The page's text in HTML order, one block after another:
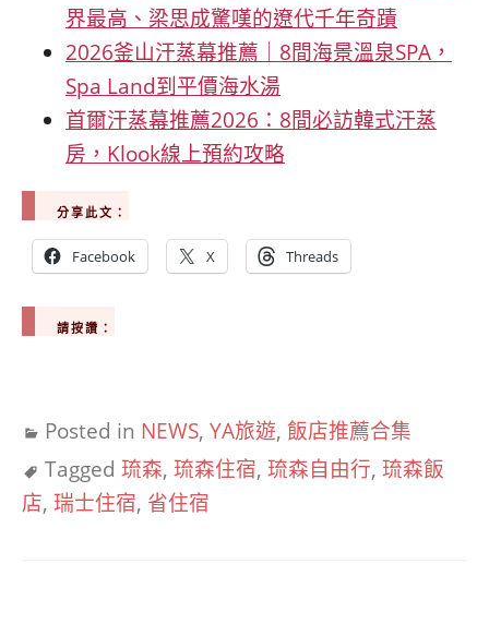
界最高、梁思成驚嘆的遼代千年奇蹟
2026釜山汗蒸幕推薦｜8間海景溫泉SPA，
Spa Land到平價海水湯
首爾汗蒸幕推薦2026：8間必訪韓式汗蒸
房，Klook線上預約攻略
分享此文：
Facebook X Threads
請按讚：
Posted in NEWS, YA旅遊, 飯店推薦合集
Tagged 琉森, 琉森住宿, 琉森自由行, 琉森飯
店, 瑞士住宿, 省住宿